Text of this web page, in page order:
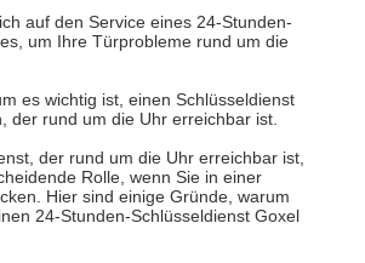
auf den Service eines 24-Stunden-
um Ihre Türprobleme rund um die
es wichtig ist, einen Schlüsseldienst
der rund um die Uhr erreichbar ist.
der rund um die Uhr erreichbar ist,
Rolle, wenn Sie in einer
Hier sind einige Gründe, warum
24-Stunden-Schlüsseldienst Goxel